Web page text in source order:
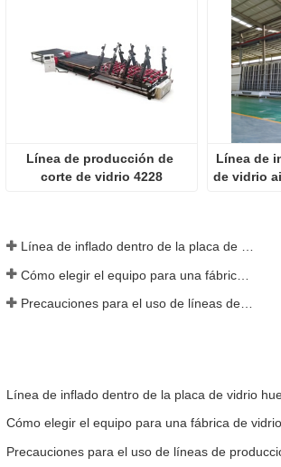
Línea de producción de
corte de vidrio 4228
Línea de
de vidrio
Línea de inflado dentro de la placa de vidrio hueca
Línea de inflado dentro de la placa de vidrio